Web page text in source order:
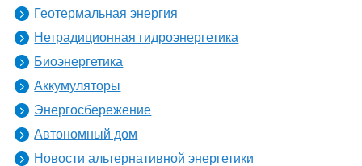
Геотермальная энергия
Нетрадиционная гидроэнергетика
Биоэнергетика
Аккумуляторы
Энергосбережение
Автономный дом
Новости альтернативной энергетики